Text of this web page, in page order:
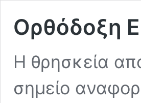
Ορθόδοξη
Η θρησκεία
σημείο